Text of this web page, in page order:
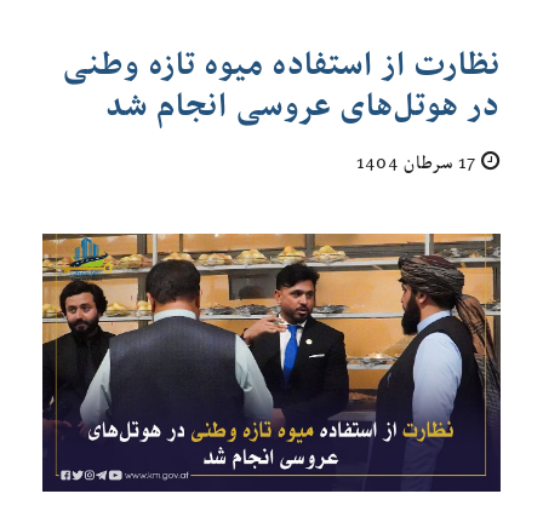
نظارت از استفاده میوه‌ تازه وطنی
در هوتل‌های عروسی انجام شد